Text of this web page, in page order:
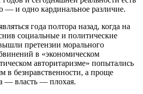
— и одно кардинальное различие.
года полтора назад, когда на
социальные и политические
претензии морального
в «экономическом
авторитаризме» попытались
в безнравственности, а проще
— власть — плохая.